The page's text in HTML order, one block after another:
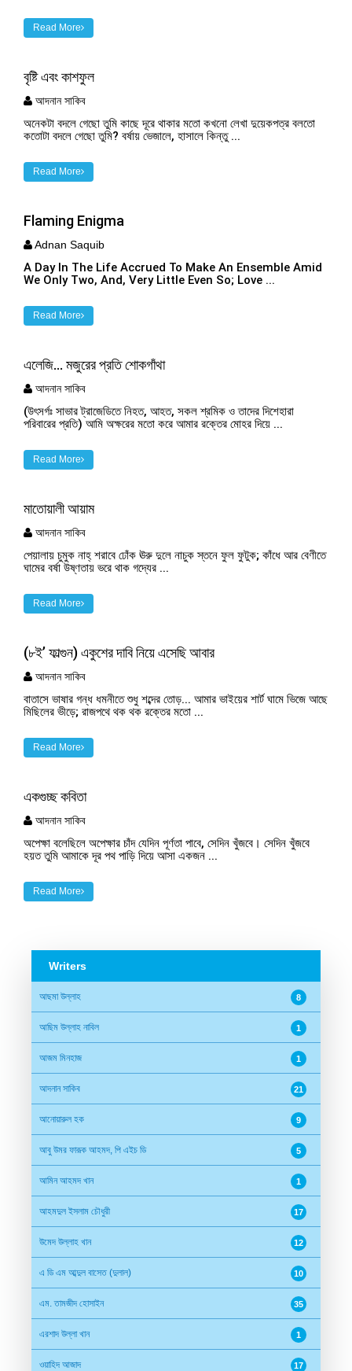
Read More
বৃষ্টি এবং কাশফুল
আদনান সাকিব
অনেকটা বদলে গেছো তুমি কাছে দূরে থাকার মতো কখনো লেখা দুয়েকপত্র বলতো
কতোটা বদলে গেছো তুমি? বর্ষায় ভেজালে, হাসালে কিন্তু ...
Read More
Flaming Enigma
Adnan Saquib
A Day In The Life Accrued To Make An Ensemble Amid
We Only Two, And, Very Little Even So; Love ...
Read More
এলেজি... মজুরের প্রতি শোকগাঁথা
আদনান সাকিব
(উৎসর্গঃ সাভার ট্রাজেডিতে নিহত, আহত, সকল শ্রমিক ও তাদের দিশেহারা
পরিবারের প্রতি) আমি অক্ষরের মতো করে আমার রক্তের মোহর দিয়ে ...
Read More
মাতোয়ালী আয়াম
আদনান সাকিব
পেয়ালায় চুমুক নাহ্ শরাবে ঢোঁক ঊরু দুলে নাচুক স্তনে ফুল ফুটুক; কাঁধে আর বেণীতে
ঘামের বর্ষা উষ্ণতায় ভরে থাক গদ্যের ...
Read More
(৮ই’ ফাল্গুন) একুশের দাবি নিয়ে এসেছি আবার
আদনান সাকিব
বাতাসে ভাষার গন্ধ ধমনীতে শুধু শব্দের তোড়... আমার ভাইয়ের শার্ট ঘামে ভিজে আছে
মিছিলের ভীড়ে; রাজপথে থক থক রক্তের মতো ...
Read More
একগুচ্ছ কবিতা
আদনান সাকিব
অপেক্ষা বলেছিলে অপেক্ষার চাঁদ যেদিন পূর্ণতা পাবে, সেদিন খুঁজবে। সেদিন খুঁজবে
হয়ত তুমি আমাকে দূর পথ পাড়ি দিয়ে আসা একজন ...
Read More
Writers
আছমা উল্লাহ 8
আছিম উল্লাহ নাবিল 1
আজম মিনহাজ 1
আদনান সাকিব 21
আনোয়ারুল হক 9
আবু উমর ফারূক আহমদ, পি এইচ ডি 5
আমিন আহমদ খান 1
আহমদুল ইসলাম চৌধুরী 17
উমেদ উল্লাহ খান 12
এ ডি এম আব্দুল বাসেত (দুলাল) 10
এম. তামজীদ হোসাইন 35
এরশাদ উল্লা খান 1
ওয়াহিদ আজাদ 17